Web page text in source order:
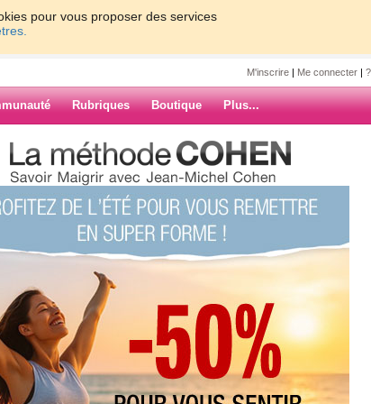
pour vous proposer des services
M'inscrire | Me connecter |
Rubriques Boutique Plus...
pour Lenovo
2
Lenovo
Lenovo
2
Tension 11.52V, 100%
ARCHIVES